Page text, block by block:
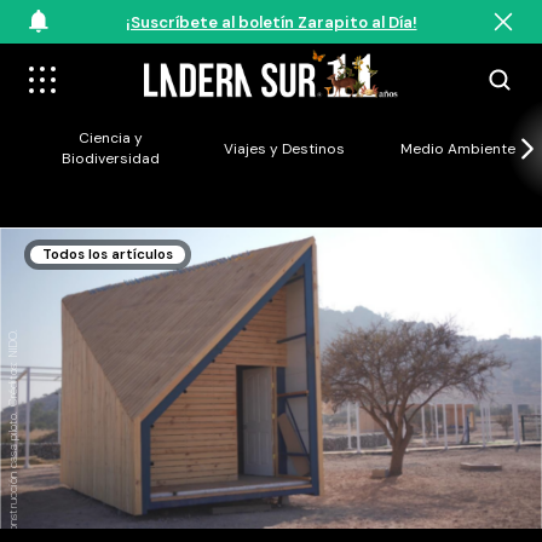
¡Suscríbete al boletín Zarapito al Día!
Ciencia y
Biodiversidad
Viajes y Destinos Medio Ambiente
Construcción casa piloto. Créditos: NIDO.
Todos los artículos